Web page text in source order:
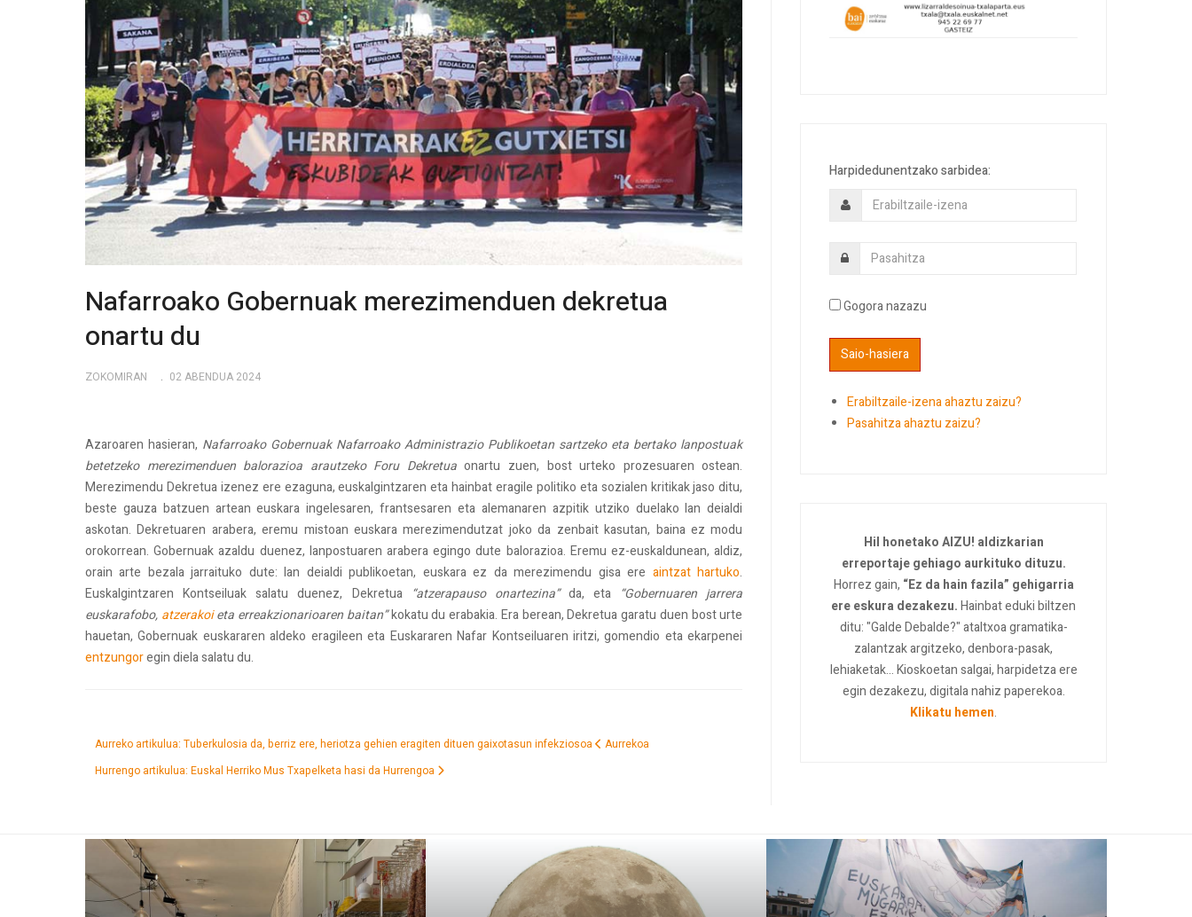
Nafarroako Gobernuak merezimenduen dekretua
onartu du
ZOKOMIRAN 02 ABENDUA 2024
Azaroaren hasieran, Nafarroako Gobernuak Nafarroako Administrazio Publikoetan sartzeko eta bertako lanpostuak
betetzeko merezimenduen balorazioa arautzeko Foru Dekretuaonartu zuen, bost urteko prozesuaren ostean.
Merezimendu Dekretua izenez ere ezaguna, euskalgintzaren eta hainbat eragile politiko eta sozialen kritikak jaso ditu,
beste gauza batzuen artean euskara ingelesaren, frantsesaren eta alemanaren azpitik utziko duelako lan deialdi
askotan. Dekretuaren arabera, eremu mistoan euskara merezimendutzat joko da zenbait kasutan, baina ez modu
orokorrean. Gobernuak azaldu duenez, lanpostuaren arabera egingo dute balorazioa. Eremu ez-euskaldunean, aldiz,
orain arte bezala jarraituko dute: lan deialdi publikoetan, euskara ez da merezimendu gisa ere aintzat hartuko.
Euskalgintzaren Kontseiluak salatu duenez, Dekretua “atzerapauso onartezina”da, eta “Gobernuaren jarrera
euskarafobo, atzerakoieta erreakzionarioaren baitan”kokatu du erabakia. Era berean, Dekretua garatu duen bost urte
hauetan, Gobernuak euskararen aldeko eragileen eta Euskararen Nafar Kontseiluaren iritzi, gomendio eta ekarpenei
entzungoregin diela salatu du.
Aurreko artikulua: Tuberkulosia da, berriz ere, heriotza gehien eragiten dituen gaixotasun infekziosoa
Aurrekoa
Hurrengo artikulua: Euskal Herriko Mus Txapelketa hasi da Hurrengoa
Harpidedunentzako sarbidea:
Gogora nazazu
Erabiltzaile-izena ahaztu zaizu?
Pasahitza ahaztu zaizu?
Hil honetako AIZU! aldizkarian
erreportaje gehiago aurkituko dituzu.
Horrez gain, “Ez da hain fazila” gehigarria
ere eskura dezakezu.Hainbat eduki biltzen
ditu: "Galde Debalde?" ataltxoa gramatika-
zalantzak argitzeko, denbora-pasak,
lehiaketak... Kioskoetan salgai, harpidetza ere
egin dezakezu, digitala nahiz paperekoa.
Klikatu hemen.